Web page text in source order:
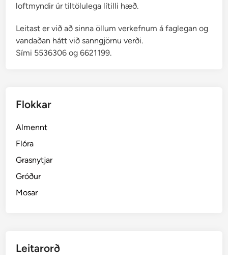
loftmyndir úr tiltölulega lítilli hæð.
Leitast er við að sinna öllum verkefnum á faglegan og
vandaðan hátt við sanngjörnu verði.
Sími 5536306 og 6621199.
Flokkar
Almennt
Flóra
Grasnytjar
Gróður
Mosar
Leitarorð